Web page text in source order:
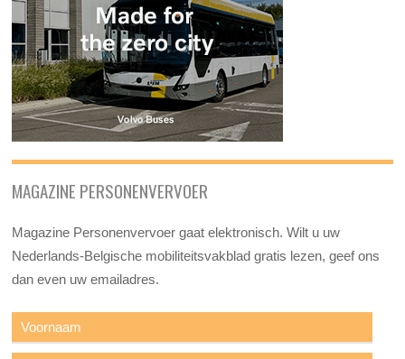
MAGAZINE PERSONENVERVOER
Magazine Personenvervoer gaat elektronisch. Wilt u uw
Nederlands-Belgische mobiliteitsvakblad gratis lezen, geef ons
dan even uw emailadres.